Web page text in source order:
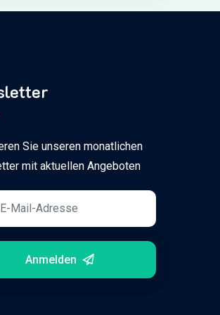
Sie unseren monatlichen
mit aktuellen Angeboten
Anmelden